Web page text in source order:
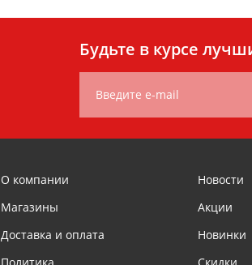
Будьте в курсе
Введите e-mail
О компании
Магазины
Доставка и оплата
Новости
Акции
Новинки